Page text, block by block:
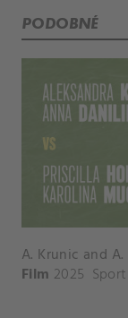
PODOBNÉ
Film 2025 Sport